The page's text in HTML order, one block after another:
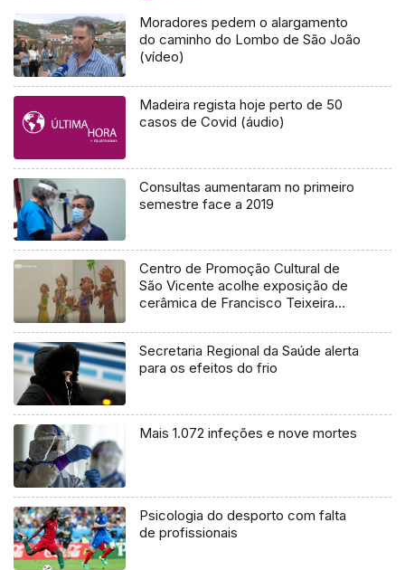
Moradores pedem o alargamento
do caminho do Lombo de São João
(vídeo)
Madeira regista hoje perto de 50
casos de Covid (áudio)
Consultas aumentaram no primeiro
semestre face a 2019
Centro de Promoção Cultural de
São Vicente acolhe exposição de
cerâmica de Francisco Teixeira
Secretaria Regional da Saúde alerta
para os efeitos do frio
Mais 1.072 infeções e nove mortes
Psicologia do desporto com falta
de profissionais